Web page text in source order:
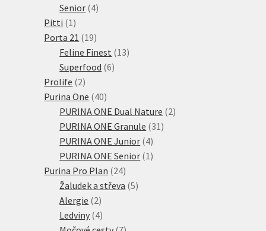
produktů
Senior 44
Pitti 1 1
produkt
Porta 21 1919
produktů
Feline Finest 1313
Superfood 66
Prolife 22
produkty
Purina One 4040
produktů
PURINA ONE Dual Nature 22
PURINA ONE Granule 31 31
PURINA ONE Junior 44
produkty
PURINA ONE Senior 1 1
Purina Pro Plan 2424
produktů
Žaludek a střeva 55
Alergie 22
produkty
Ledviny 44